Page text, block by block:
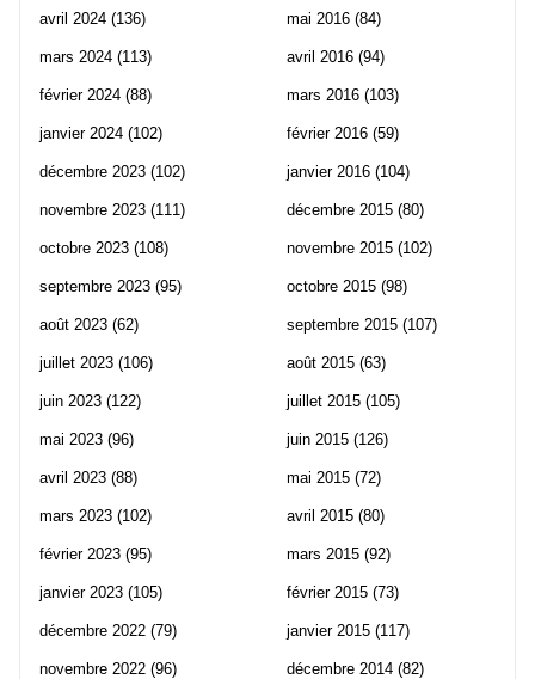
avril 2024 (136)
mars 2024 (113)
février 2024 (88)
janvier 2024 (102)
décembre 2023 (102)
novembre 2023 (111)
octobre 2023 (108)
septembre 2023 (95)
août 2023 (62)
juillet 2023 (106)
juin 2023 (122)
mai 2023 (96)
avril 2023 (88)
mars 2023 (102)
février 2023 (95)
janvier 2023 (105)
décembre 2022 (79)
novembre 2022 (96)
mai 2016 (84)
avril 2016 (94)
mars 2016 (103)
février 2016 (59)
janvier 2016 (104)
décembre 2015 (80)
novembre 2015 (102)
octobre 2015 (98)
septembre 2015 (107)
août 2015 (63)
juillet 2015 (105)
juin 2015 (126)
mai 2015 (72)
avril 2015 (80)
mars 2015 (92)
février 2015 (73)
janvier 2015 (117)
décembre 2014 (82)